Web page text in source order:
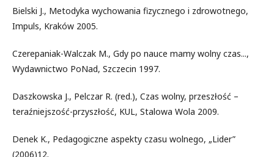
Bielski J., Metodyka wychowania fizycznego i zdrowotnego,
Impuls, Kraków 2005.
Czerepaniak-Walczak M., Gdy po nauce mamy wolny czas...,
Wydawnictwo PoNad, Szczecin 1997.
Daszkowska J., Pelczar R. (red.), Czas wolny, przeszłość –
teraźniejszość-przyszłość, KUL, Stalowa Wola 2009.
Denek K., Pedagogiczne aspekty czasu wolnego, „Lider”
(2006)12.